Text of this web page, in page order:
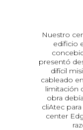
Nuestro
edificio
presentó
difícil
cableado
limitación
obra
cliAtec
center